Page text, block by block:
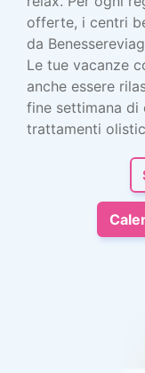
offerte, i centri
da
Le tue vacanze
anche essere
fine settimana di
trattamenti